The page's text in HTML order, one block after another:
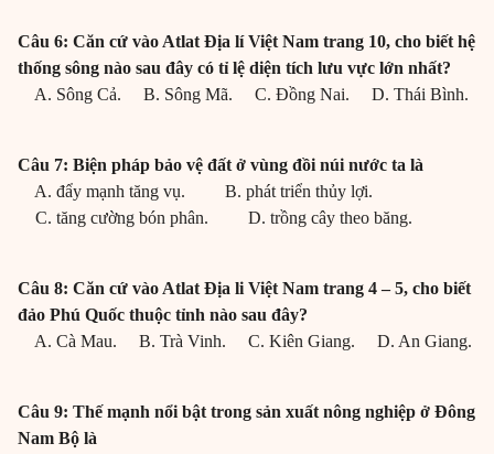
Câu 6: Căn cứ vào Atlat Địa lí Việt Nam trang 10, cho biết hệ
thống sông nào sau đây có tỉ lệ diện tích lưu vực lớn nhất?
A. Sông Cả. B. Sông Mã. C. Đồng Nai. D. Thái Bình.
Câu 7: Biện pháp bảo vệ đất ở vùng đồi núi nước ta là
A. đẩy mạnh tăng vụ. B. phát triển thủy lợi.
C. tăng cường bón phân. D. trồng cây theo băng.
Câu 8: Căn cứ vào Atlat Địa li Việt Nam trang 4 – 5, cho biết
đảo Phú Quốc thuộc tỉnh nào sau đây?
A. Cà Mau. B. Trà Vinh. C. Kiên Giang. D. An Giang.
Câu 9: Thế mạnh nổi bật trong sản xuất nông nghiệp ở Đông
Nam Bộ là